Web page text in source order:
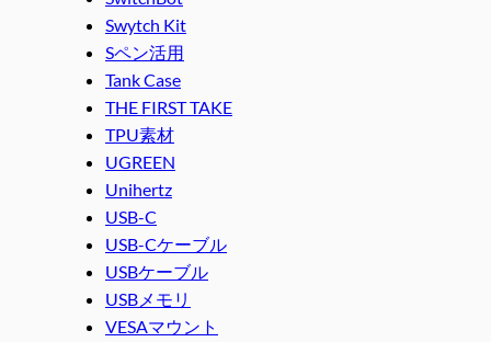
Swytch Kit
Sペン活用
Tank Case
THE FIRST TAKE
TPU素材
UGREEN
Unihertz
USB-C
USB-Cケーブル
USBケーブル
USBメモリ
VESAマウント